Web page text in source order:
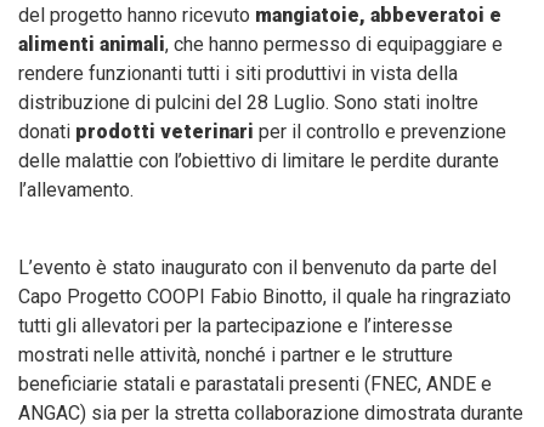
del progetto hanno ricevuto mangiatoie, abbeveratoi e
alimenti animali, che hanno permesso di equipaggiare e
rendere funzionanti tutti i siti produttivi in vista della
distribuzione di pulcini del 28 Luglio. Sono stati inoltre
donati prodotti veterinari per il controllo e prevenzione
delle malattie con l’obiettivo di limitare le perdite durante
l’allevamento.
L’evento è stato inaugurato con il benvenuto da parte del
Capo Progetto COOPI Fabio Binotto, il quale ha ringraziato
tutti gli allevatori per la partecipazione e l’interesse
mostrati nelle attività, nonché i partner e le strutture
beneficiarie statali e parastatali presenti (FNEC, ANDE e
ANGAC) sia per la stretta collaborazione dimostrata durante